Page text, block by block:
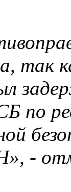
так
по
-